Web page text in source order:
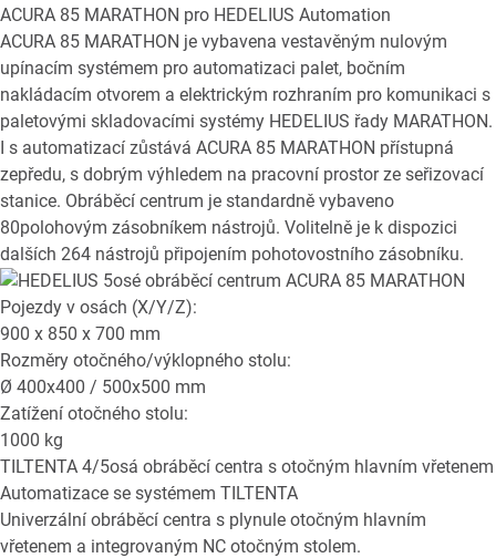
ACURA 85 MARATHON pro HEDELIUS Automation
ACURA 85 MARATHON je vybavena vestavěným nulovým
upínacím systémem pro automatizaci palet, bočním
nakládacím otvorem a elektrickým rozhraním pro komunikaci s
paletovými skladovacími systémy HEDELIUS řady MARATHON.
I s automatizací zůstává ACURA 85 MARATHON přístupná
zepředu, s dobrým výhledem na pracovní prostor ze seřizovací
stanice. Obráběcí centrum je standardně vybaveno
80polohovým zásobníkem nástrojů. Volitelně je k dispozici
dalších 264 nástrojů připojením pohotovostního zásobníku.
Pojezdy v osách (X/Y/Z):
900 x 850 x 700 mm
Rozměry otočného/výklopného stolu:
Ø 400x400 / 500x500 mm
Zatížení otočného stolu:
1000 kg
TILTENTA 4/5osá obráběcí centra s otočným hlavním vřetenem
Automatizace se systémem TILTENTA
Univerzální obráběcí centra s plynule otočným hlavním
vřetenem a integrovaným NC otočným stolem.